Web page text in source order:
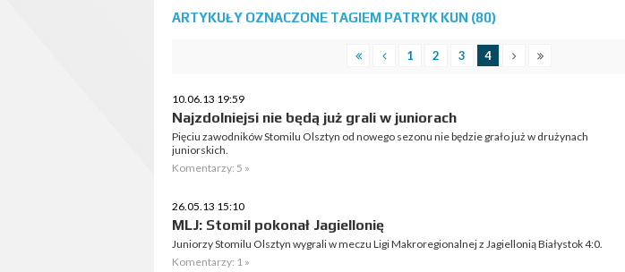
ARTYKUŁY OZNACZONE TAGIEM PATRYK KUN (80)
1 2 3 4
10.06.13 19:59
Najzdolniejsi nie będą już grali w juniorach
Pięciu zawodników Stomilu Olsztyn od nowego sezonu nie będzie grało już w drużynach
juniorskich.
Komentarzy: 5 »
26.05.13 15:10
MLJ: Stomil pokonał Jagiellonię
Juniorzy Stomilu Olsztyn wygrali w meczu Ligi Makroregionalnej z Jagiellonią Białystok 4:0.
Komentarzy: 1 »